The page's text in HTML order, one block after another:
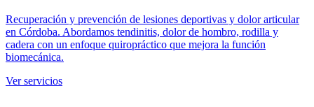
Recuperación y prevención de lesiones deportivas y dolor articular
en Córdoba. Abordamos tendinitis, dolor de hombro, rodilla y
cadera con un enfoque quiropráctico que mejora la función
biomecánica.
Ver servicios